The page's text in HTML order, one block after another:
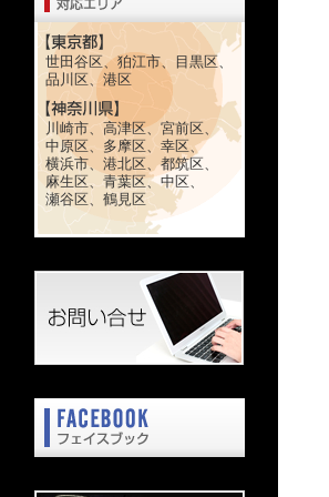
世田谷区、狛江市、目黒区、
品川区、港区
川崎市、高津区、宮前区、
中原区、多摩区、幸区、
横浜市、港北区、都筑区、
麻生区、青葉区、中区、
瀬谷区、鶴見区